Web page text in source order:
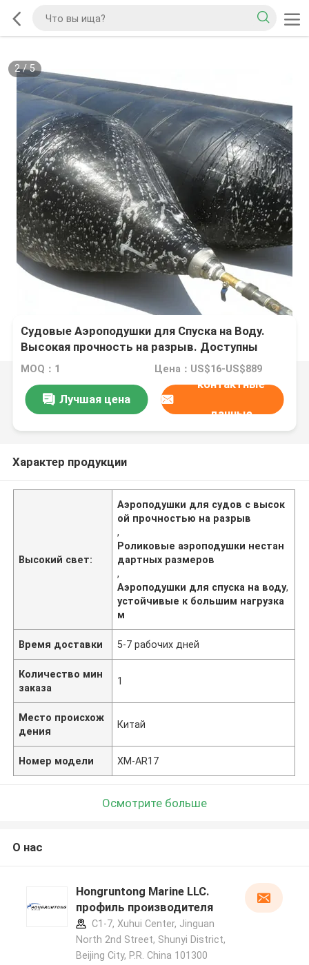
2/5
Судовые Аэроподушки для Спуска на Воду.
Высокая прочность на разрыв. Доступны
нестандартные размеры. Устойчивы к
MOQ：1 Цена：US$16-US$889
Лучшая цена
контактные
данные
Характер продукции
Высокий свет:
Аэроподушки для судов с высок
ой прочностью на разрыв
,
Роликовые аэроподушки нестан
дартных размеров
,
Аэроподушки для спуска на воду,
устойчивые к большим нагрузка
м
Время доставки 5-7 рабочих дней
Количество мин
заказа
1
Место происхож
дения
Китай
Номер модели ХМ-AR17
Осмотрите больше
О нас
Hongruntong Marine LLC.
профиль производителя
C1-7, Xuhui Center, Jinguan
North 2nd Street, Shunyi District,
Beijing City, P.R. China 101300